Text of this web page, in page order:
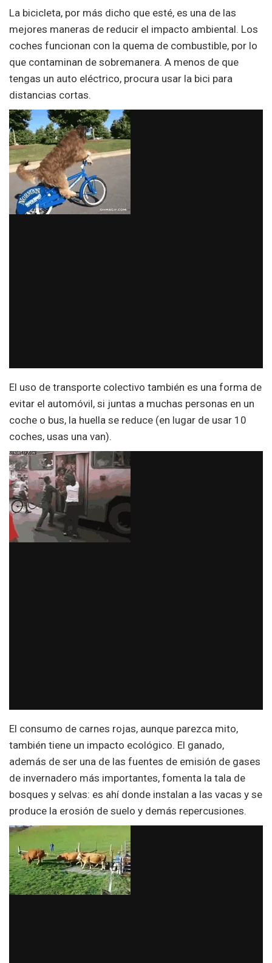
La bicicleta, por más dicho que esté, es una de las
mejores maneras de reducir el impacto ambiental. Los
coches funcionan con la quema de combustible, por lo
que contaminan de sobremanera. A menos de que
tengas un auto eléctrico, procura usar la bici para
distancias cortas.
El uso de transporte colectivo también es una forma de
evitar el automóvil, si juntas a muchas personas en un
coche o bus, la huella se reduce (en lugar de usar 10
coches, usas una van).
El consumo de carnes rojas, aunque parezca mito,
también tiene un impacto ecológico. El ganado,
además de ser una de las fuentes de emisión de gases
de invernadero más importantes, fomenta la tala de
bosques y selvas: es ahí donde instalan a las vacas y se
produce la erosión de suelo y demás repercusiones.